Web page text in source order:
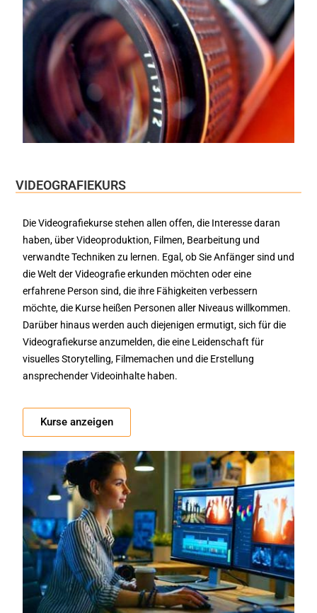
VIDEOGRAFIEKURS
Die Videografiekurse stehen allen offen, die Interesse daran
haben, über Videoproduktion, Filmen, Bearbeitung und
verwandte Techniken zu lernen. Egal, ob Sie Anfänger sind und
die Welt der Videografie erkunden möchten oder eine
erfahrene Person sind, die ihre Fähigkeiten verbessern
möchte, die Kurse heißen Personen aller Niveaus willkommen.
Darüber hinaus werden auch diejenigen ermutigt, sich für die
Videografiekurse anzumelden, die eine Leidenschaft für
visuelles Storytelling, Filmemachen und die Erstellung
ansprechender Videoinhalte haben.
Kurse anzeigen